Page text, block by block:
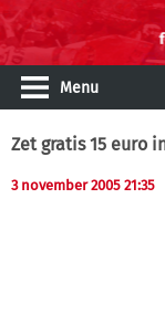
Menu
Zet gratis 15 euro
3 november 2005 21:35